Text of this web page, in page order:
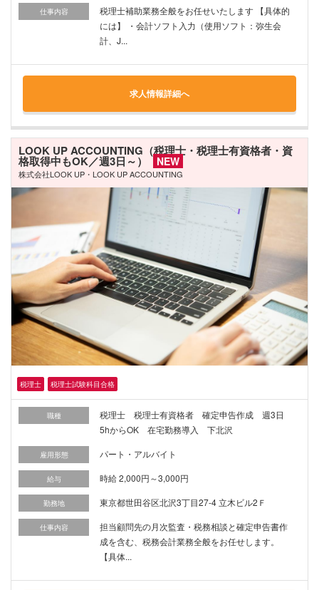
仕事内容
税理士補助業務全般をお任せいたします 【具体的
には】 ・会計ソフト入力（使用ソフト：弥生会
計、J...
求人情報詳細へ
LOOK UP ACCOUNTING（税理士・税理士有資格者・資
格取得中もOK／週3日～） NEW
株式会社LOOK UP・LOOK UP ACCOUNTING
税理士 税理士試験科目合格
職種
税理士 税理士有資格者 確定申告作成 週3日
5hからOK 在宅勤務導入 下北沢
雇用形態 パート・アルバイト
給与 時給 2,000円～3,000円
勤務地 東京都世田谷区北沢3丁目27-4 立木ビル2Ｆ
仕事内容
担当顧問先の月次監査・税務相談と確定申告書作
成を含む、税務会計業務全般をお任せします。
【具体...